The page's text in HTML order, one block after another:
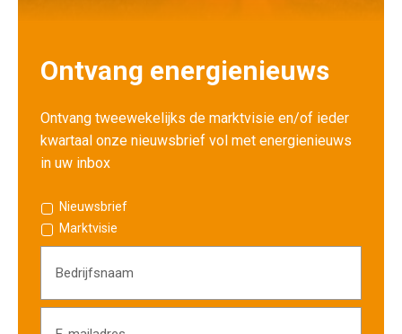
Ontvang energienieuws
Ontvang tweewekelijks de marktvisie en/of ieder
kwartaal onze nieuwsbrief vol met energienieuws
in uw inbox
Nieuwsbrief
Marktvisie